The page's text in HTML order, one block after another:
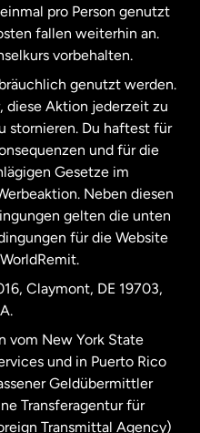
English
pro Person genutzt
fallen weiterhin an.
vorbehalten.
genutzt werden.
diese Aktion jederzeit zu
stornieren. Du haftest für
und für die
Gesetze im
Neben diesen
gelten die unten
für die Website
Claymont, DE 19703,
vom New York State
und in Puerto Rico
Geldübermittler
Transferagentur für
Transmittal Agency)